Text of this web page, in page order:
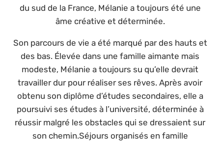
du sud de la France, Mélanie a toujours été une
âme créative et déterminée.
Son parcours de vie a été marqué par des hauts et
des bas. Élevée dans une famille aimante mais
modeste, Mélanie a toujours su qu’elle devrait
travailler dur pour réaliser ses rêves. Après avoir
obtenu son diplôme d’études secondaires, elle a
poursuivi ses études à l’université, déterminée à
réussir malgré les obstacles qui se dressaient sur
son chemin.Séjours organisés en famille